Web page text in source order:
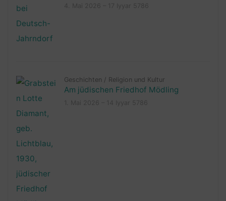
Geschichten / Religion und Kultur
Am jüdischen Friedhof Mödling